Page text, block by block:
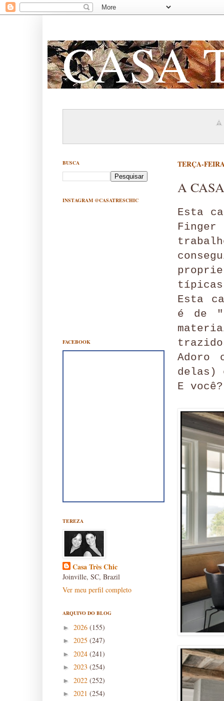
CASA
TERÇA-
A
Esta
típicas
Esta
é de
Adoro
delas)
E você?
BUSCA
INSTAGRAM @CASATRESCHIC
FACEBOOK
TEREZA
Casa Très Chic
Joinville, SC, Brazil
Ver meu perfil completo
ARQUIVO DO BLOG
► 2026 (155)
► 2025 (247)
► 2024 (241)
► 2023 (254)
► 2022 (252)
► 2021 (254)